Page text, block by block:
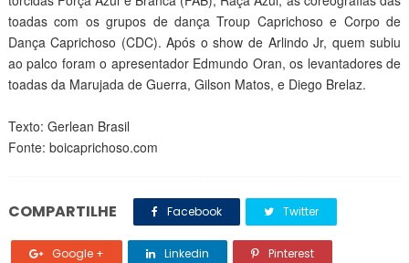
toadas com os grupos de dança Troup Caprichoso e Corpo de
Dança Caprichoso (CDC). Após o show de Arlindo Jr, quem subiu
ao palco foram o apresentador Edmundo Oran, os levantadores de
toadas da Marujada de Guerra, Gilson Matos, e Diego Brelaz.
Texto: Gerlean Brasil
Fonte: boicaprichoso.com
COMPARTILHE Facebook Twitter
Google + Linkedin Pinterest